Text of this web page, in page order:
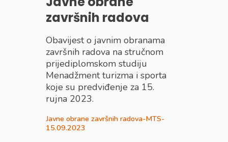
završnih radova
Obavijest o javnim obranama
završnih radova na stručnom
prijediplomskom studiju
Menadžment turizma i sporta
koje su predviđenje za 15.
rujna 2023.
Javne obrane završnih radova-MTS-
15.09.2023